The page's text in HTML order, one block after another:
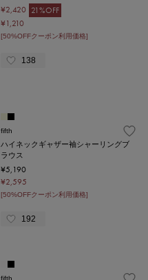
¥2,420 21%OFF
¥1,210
[50%OFFクーポン利用価格]
138
fifth
ハイネックギャザー袖シャーリングブ
ラウス
¥5,190
¥2,595
[50%OFFクーポン利用価格]
192
fifth